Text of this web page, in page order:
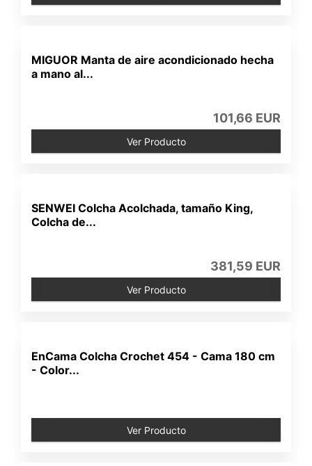
MIGUOR Manta de aire acondicionado hecha
a mano al...
101,66 EUR
Ver Producto
SENWEI Colcha Acolchada, tamaño King,
Colcha de...
381,59 EUR
Ver Producto
EnCama Colcha Crochet 454 - Cama 180 cm
- Color...
Ver Producto